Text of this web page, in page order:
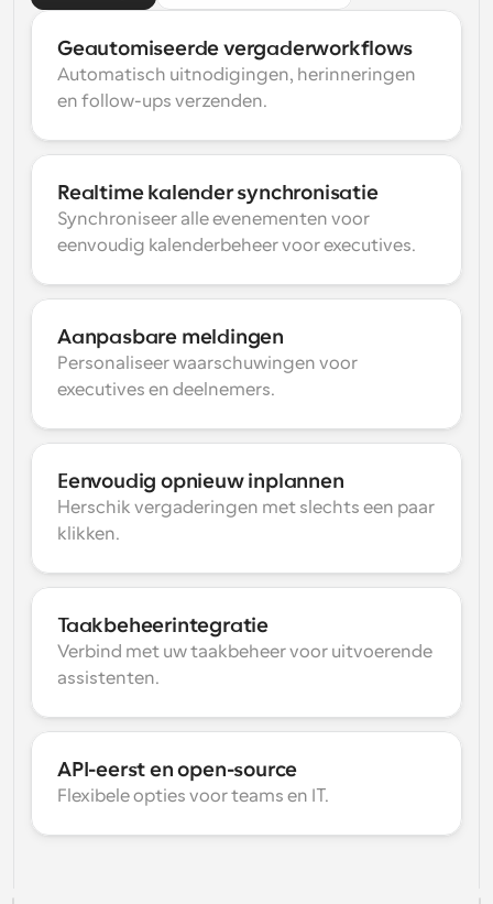
Geautomiseerde vergaderworkflows
Automatisch uitnodigingen, herinneringen
en follow-ups verzenden.
Realtime kalender synchronisatie
Synchroniseer alle evenementen voor
eenvoudig kalenderbeheer voor executives.
Aanpasbare meldingen
Personaliseer waarschuwingen voor
executives en deelnemers.
Eenvoudig opnieuw inplannen
Herschik vergaderingen met slechts een paar
klikken.
Taakbeheerintegratie
Verbind met uw taakbeheer voor uitvoerende
assistenten.
API-eerst en open-source
Flexibele opties voor teams en IT.